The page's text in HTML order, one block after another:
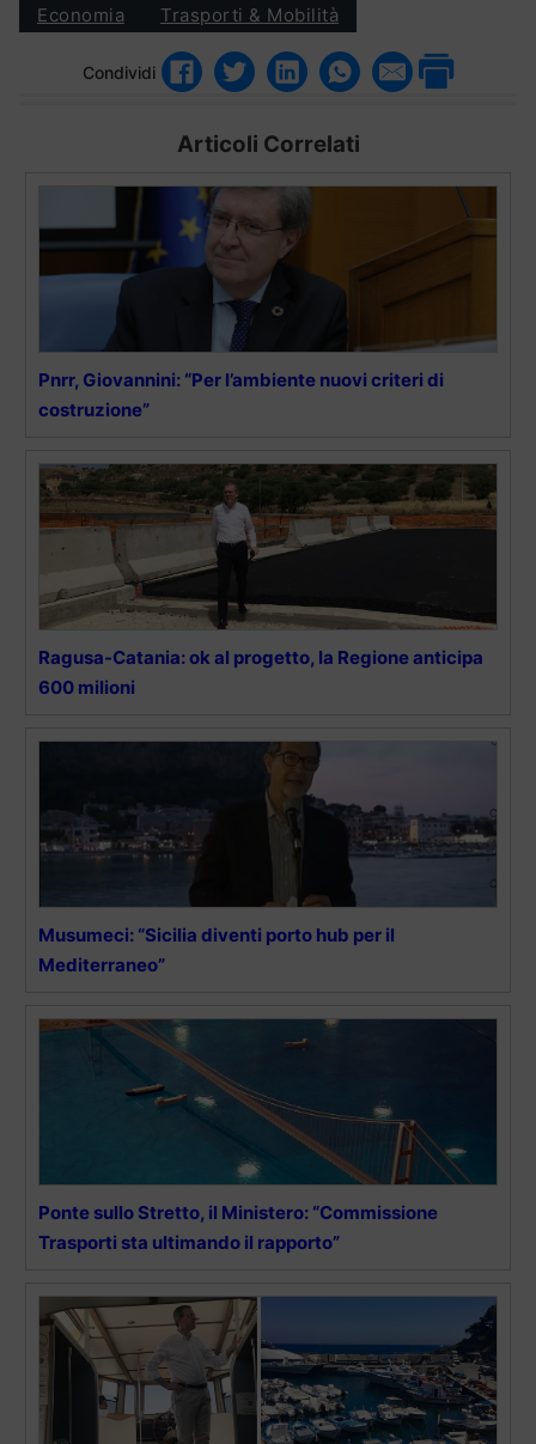
Economia Trasporti & Mobilità
Condividi
Articoli Correlati
Pnrr, Giovannini: “Per l’ambiente nuovi criteri di
costruzione”
Ragusa-Catania: ok al progetto, la Regione anticipa
600 milioni
Musumeci: “Sicilia diventi porto hub per il
Mediterraneo”
Ponte sullo Stretto, il Ministero: “Commissione
Trasporti sta ultimando il rapporto”